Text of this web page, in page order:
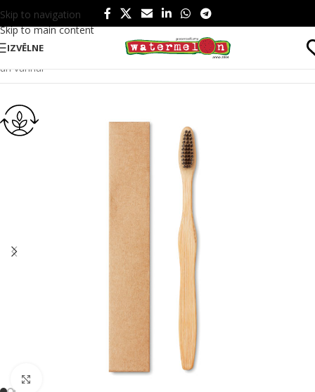
Skip to navigation
Skip to main content
IZVĒLNE
Sākums/ Veselība un skaistums/ Skaistums
un vannai